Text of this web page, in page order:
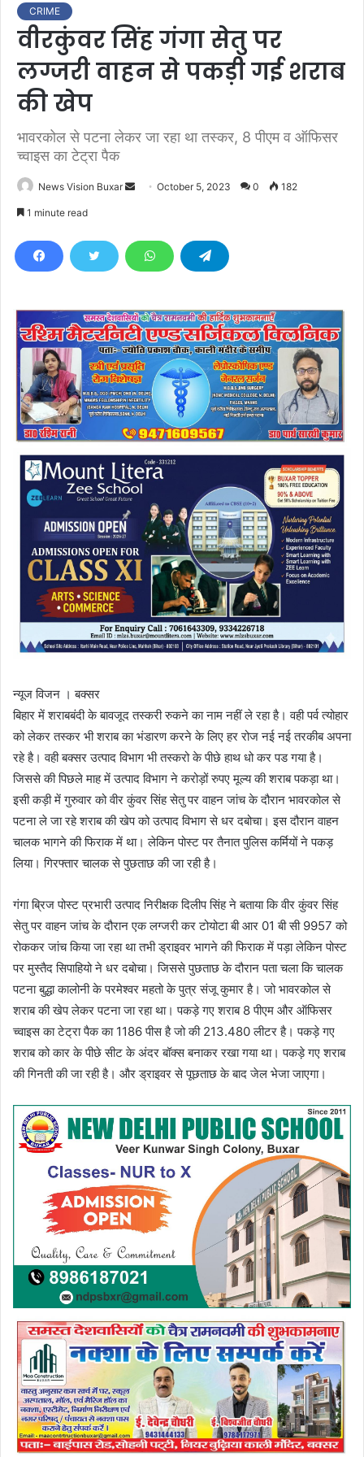
CRIME
वीरकुंवर सिंह गंगा सेतु पर
लग्जरी वाहन से पकड़ी गई शराब
की खेप
भावरकोल से पटना लेकर जा रहा था तस्कर, 8 पीएम व ऑफिसर
च्वाइस का टेट्रा पैक
News Vision Buxar
d
m
a
i
l
October 5, 2023 0 182
1 minute read
न्यूज विजन । बक्सर
बिहार में शराबबंदी के बावजूद तस्करी रुकने का नाम नहीं ले रहा है। वही पर्व त्योहार
को लेकर तस्कर भी शराब का भंडारण करने के लिए हर रोज नई नई तरकीब अपना
रहे है। वही बक्सर उत्पाद विभाग भी तस्करो के पीछे हाथ धो कर पड गया है।
जिससे की पिछले माह में उत्पाद विभाग ने करोड़ों रुपए मूल्य की शराब पकड़ा था।
इसी कड़ी में गुरुवार को वीर कुंवर सिंह सेतु पर वाहन जांच के दौरान भावरकोल से
पटना ले जा रहे शराब की खेप को उत्पाद विभाग से धर दबोचा। इस दौरान वाहन
चालक भागने की फिराक में था। लेकिन पोस्ट पर तैनात पुलिस कर्मियों ने पकड़
लिया। गिरफ्तार चालक से पुछताछ की जा रही है।
गंगा ब्रिज पोस्ट प्रभारी उत्पाद निरीक्षक दिलीप सिंह ने बताया कि वीर कुंवर सिंह
सेतु पर वाहन जांच के दौरान एक लग्जरी कर टोयोटा बी आर 01 बी सी 9957 को
रोककर जांच किया जा रहा था तभी ड्राइवर भागने की फिराक में पड़ा लेकिन पोस्ट
पर मुस्तैद सिपाहियो ने धर दबोचा। जिससे पुछताछ के दौरान पता चला कि चालक
पटना बुद्धा कालोनी के परमेश्वर महतो के पुत्र संजू कुमार है। जो भावरकोल से
शराब की खेप लेकर पटना जा रहा था। पकड़े गए शराब 8 पीएम और ऑफिसर
च्वाइस का टेट्रा पैक का 1186 पीस है जो की 213.480 लीटर है। पकड़े गए
शराब को कार के पीछे सीट के अंदर बॉक्स बनाकर रखा गया था। पकड़े गए शराब
की गिनती की जा रही है। और ड्राइवर से पूछताछ के बाद जेल भेजा जाएगा।